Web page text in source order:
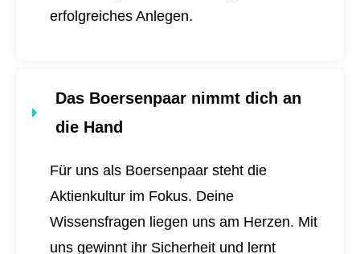
erfolgreiches Anlegen.
Das Boersenpaar nimmt dich an
die Hand
Für uns als Boersenpaar steht die
Aktienkultur im Fokus. Deine
Wissensfragen liegen uns am Herzen. Mit
uns gewinnt ihr Sicherheit und lernt